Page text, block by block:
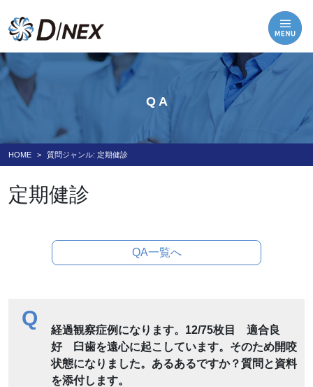
Q A
HOME 質問ジャンル: 定期健診
定期健診
QA一覧へ
Q
経過観察症例になります。12/75枚目 適合良
好 臼歯を遠心に起こしています。そのため開咬
状態になりました。あるあるですか？質問と資料
を添付します。